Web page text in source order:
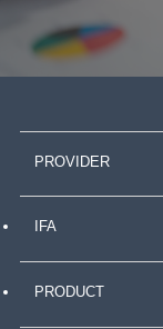
PROVIDER
IFA
PRODUCT